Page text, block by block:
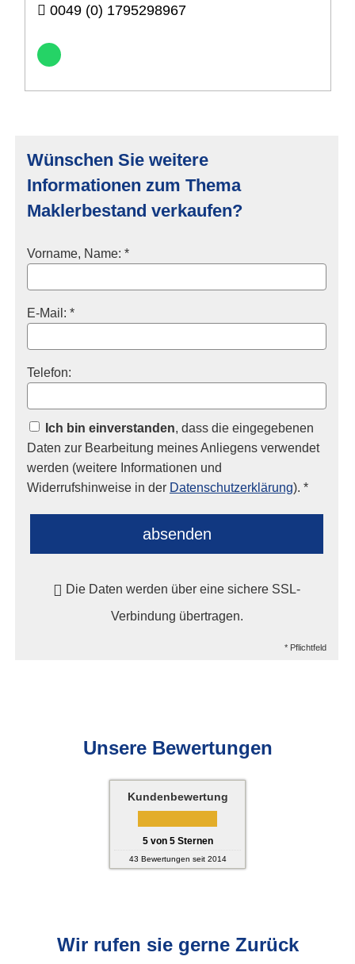
0049 (0) 1795298967
Wünschen Sie weitere
Informationen zum Thema
Maklerbestand verkaufen?
Vorname, Name: *
E-Mail: *
Telefon:
Ich bin einverstanden, dass die eingegebenen
Daten zur Bearbeitung meines Anliegens verwendet
werden (weitere Informationen und
Widerrufshinweise in der Datenschutzerklärung). *
absenden
Die Daten werden über eine sichere SSL-
Verbindung übertragen.
* Pflichtfeld
Unsere Bewertungen
Kundenbewertung
5von 5Sternen
43 Bewertungen seit 2014
Wir rufen sie gerne Zurück